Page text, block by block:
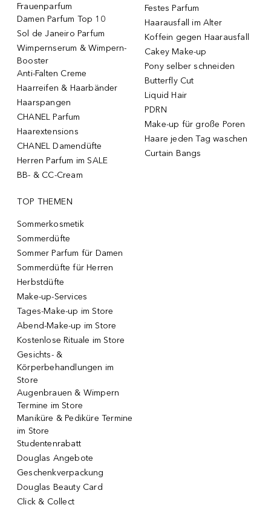
Frauenparfum
Damen Parfum Top 10
Sol de Janeiro Parfum
Wimpernserum & Wimpern-
Booster
Anti-Falten Creme
Haarreifen & Haarbänder
Haarspangen
CHANEL Parfum
Haarextensions
CHANEL Damendüfte
Herren Parfum im SALE
BB- & CC-Cream
Festes Parfum
Haarausfall im Alter
Koffein gegen Haarausfall
Cakey Make-up
Pony selber schneiden
Butterfly Cut
Liquid Hair
PDRN
Make-up für große Poren
Haare jeden Tag waschen
Curtain Bangs
TOP THEMEN
Sommerkosmetik
Sommerdüfte
Sommer Parfum für Damen
Sommerdüfte für Herren
Herbstdüfte
Make-up-Services
Tages-Make-up im Store
Abend-Make-up im Store
Kostenlose Rituale im Store
Gesichts- &
Körperbehandlungen im
Store
Augenbrauen & Wimpern
Termine im Store
Maniküre & Pediküre Termine
im Store
Studentenrabatt
Douglas Angebote
Geschenkverpackung
Douglas Beauty Card
Click & Collect